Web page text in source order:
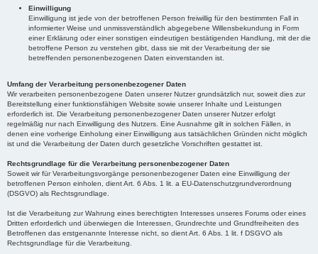
Einwilligung
Einwilligung ist jede von der betroffenen Person freiwillig für den bestimmten Fall in
informierter Weise und unmissverständlich abgegebene Willensbekundung in Form
einer Erklärung oder einer sonstigen eindeutigen bestätigenden Handlung, mit der die
betroffene Person zu verstehen gibt, dass sie mit der Verarbeitung der sie
betreffenden personenbezogenen Daten einverstanden ist.
Umfang der Verarbeitung personenbezogener Daten
Wir verarbeiten personenbezogene Daten unserer Nutzer grundsätzlich nur, soweit dies zur
Bereitstellung einer funktionsfähigen Website sowie unserer Inhalte und Leistungen
erforderlich ist. Die Verarbeitung personenbezogener Daten unserer Nutzer erfolgt
regelmäßig nur nach Einwilligung des Nutzers. Eine Ausnahme gilt in solchen Fällen, in
denen eine vorherige Einholung einer Einwilligung aus tatsächlichen Gründen nicht möglich
ist und die Verarbeitung der Daten durch gesetzliche Vorschriften gestattet ist.
Rechtsgrundlage für die Verarbeitung personenbezogener Daten
Soweit wir für Verarbeitungsvorgänge personenbezogener Daten eine Einwilligung der
betroffenen Person einholen, dient Art. 6 Abs. 1 lit. a EU-Datenschutzgrundverordnung
(DSGVO) als Rechtsgrundlage.
Ist die Verarbeitung zur Wahrung eines berechtigten Interesses unseres Forums oder eines
Dritten erforderlich und überwiegen die Interessen, Grundrechte und Grundfreiheiten des
Betroffenen das erstgenannte Interesse nicht, so dient Art. 6 Abs. 1 lit. f DSGVO als
Rechtsgrundlage für die Verarbeitung.